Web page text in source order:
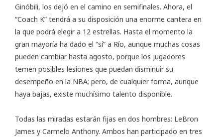
Ginóbili, los dejó en el camino en semifinales. Ahora, el
“Coach K” tendrá a su disposición una enorme cantera en
la que podrá elegir a 12 estrellas. Hasta el momento la
gran mayoría ha dado el “sí” a Río, aunque muchas cosas
pueden cambiar hasta agosto, porque los jugadores
temen posibles lesiones que puedan disminuir su
desempeño en la NBA; pero, de cualquier forma, aunque
haya bajas, existe muchísimo talento disponible.
Todas las miradas estarán fijas en dos hombres: LeBron
James y Carmelo Anthony. Ambos han participado en tres